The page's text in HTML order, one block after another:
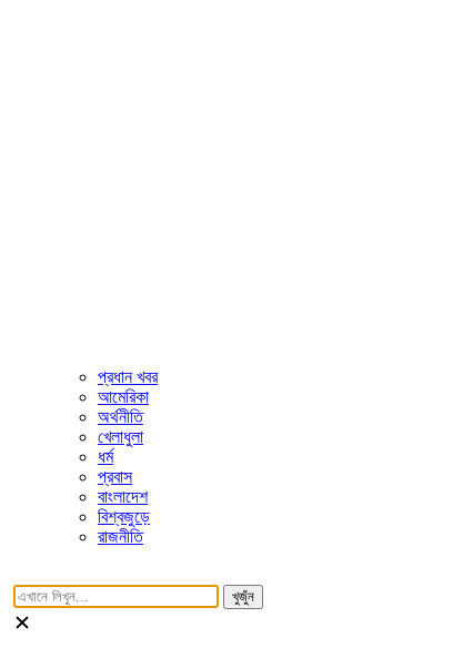
প্রধান খবর
আমেরিকা
অর্থনীতি
খেলাধুলা
ধর্ম
প্রবাস
বাংলাদেশ
বিশ্বজুড়ে
রাজনীতি
খুজুঁন